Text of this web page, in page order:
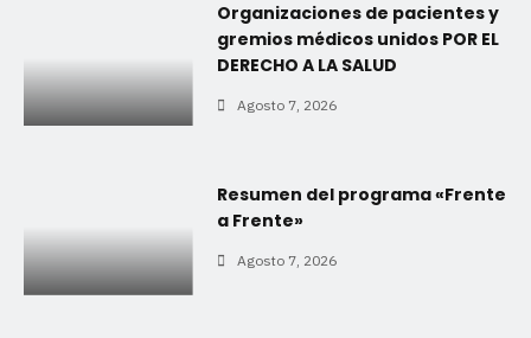
Organizaciones de pacientes y
gremios médicos unidos POR EL
DERECHO A LA SALUD
Agosto 7, 2026
Resumen del programa «Frente
a Frente»
Agosto 7, 2026